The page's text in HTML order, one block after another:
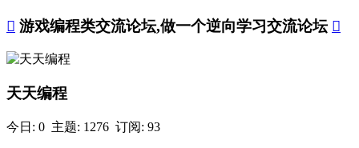
 游戏编程类交流论坛,做一个逆向学习交流论坛 
天天编程
今日: 0 主题: 1276 订阅: 93